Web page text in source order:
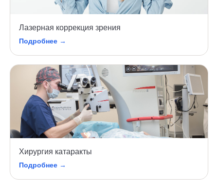
Лазерная коррекция зрения
Подробнее →
Хирургия катаракты
Подробнее →